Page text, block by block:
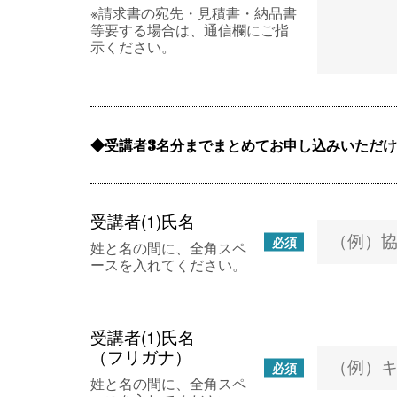
※請求書の宛先・見積書・納品書
等要する場合は、通信欄にご指
示ください。
受講者3名分までまとめてお申し込みいただ
受講者(1)氏名
必須
姓と名の間に、全角スペ
ースを入れてください。
受講者(1)氏名
（フリガナ）
必須
姓と名の間に、全角スペ